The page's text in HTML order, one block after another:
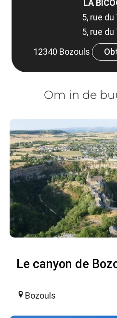
LA
5, rue du
5, rue du
12340 Bozouls
Om in de
Le canyon de
Bozouls